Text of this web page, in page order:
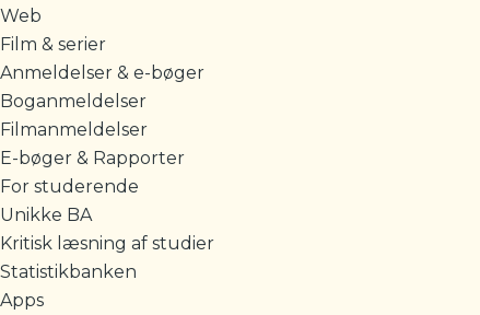
Web
Film & serier
Anmeldelser & e-bøger
Boganmeldelser
Filmanmeldelser
E-bøger & Rapporter
For studerende
Unikke BA
Kritisk læsning af studier
Statistikbanken
Apps